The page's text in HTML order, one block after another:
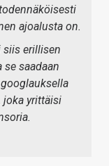
ajoalusta on.
siis erillisen
saadaan
joka yrittäisi